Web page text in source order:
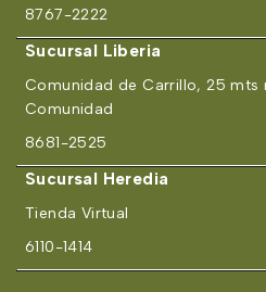
8767-2222
Sucursal Liberia
Comunidad de Carrillo, 25 mts
Comunidad
8681-2525
Sucursal Heredia
Tienda Virtual
6110-1414